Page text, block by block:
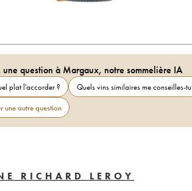
une question à Margaux, notre sommelière IA
plat l'accorder ? Quels vins similaires me conseilles-
une autre question
RICHARD LEROY